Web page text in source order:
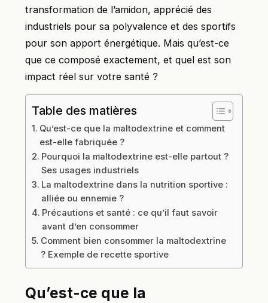
transformation de l’amidon, apprécié des
industriels pour sa polyvalence et des sportifs
pour son apport énergétique. Mais qu’est-ce
que ce composé exactement, et quel est son
impact réel sur votre santé ?
Table des matières
Qu’est-ce que la maltodextrine et comment
est-elle fabriquée ?
Pourquoi la maltodextrine est-elle partout ?
Ses usages industriels
La maltodextrine dans la nutrition sportive :
alliée ou ennemie ?
Précautions et santé : ce qu’il faut savoir
avant d’en consommer
Comment bien consommer la maltodextrine
? Exemple de recette sportive
Qu’est-ce que la